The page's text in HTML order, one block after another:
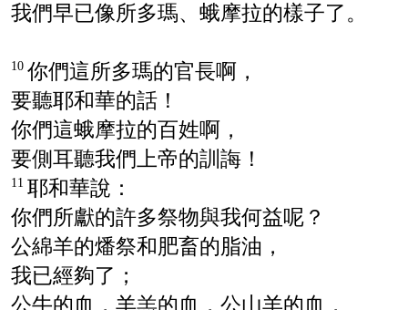
我們早已像所多瑪、 蛾摩拉的樣子了。
10 你們這所多瑪的官長啊，
要聽耶和華的話！
你們這蛾摩拉的百姓啊，
要側耳聽我們上帝的訓誨！
11 耶和華說：
你們所獻的許多祭物與我何益呢？
公綿羊的燔祭和肥畜的脂油，
我已經夠了；
公牛的血，羊羔的血，公山羊的血，